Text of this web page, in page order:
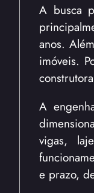
A busca
anos.
imóveis.
A
vigas,
e prazo,